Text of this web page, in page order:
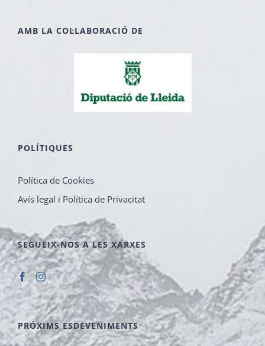
AMB LA COL·LABORACIÓ DE
POLÍTIQUES
Política de Cookies
Avís legal i Política de Privacitat
SEGUEIX-NOS A LES XARXES
PRÓXIMS ESDEVENIMENTS